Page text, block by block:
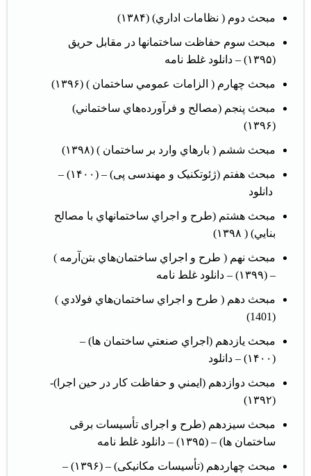
مبحث دوم ( نظامات اداري) (۱۳۸۴)
مبحث سوم حفاظت ساختمانها در مقابل حريق
(۱۳۹۵) –
دانلود غلط نامه
مبحث چهارم ( الزامات عمومي ساختمان ) (۱۳۹۶)
مبحث پنجم (مصالح و فرآورده‌هاي ساختماني)
(۱۳۹۶)
مبحث ششم ( بارهاي وارد بر ساختمان ) (۱۳۹۸)
مبحث هفتم (ژئوتکنیک و مهندسی پی) – (۱۴۰۰) –
دانلود
مبحث هشتم (طرح و اجراي ساختمانهاي با مصالح
بنايي) ( ۱۳۹۸)
مبحث نهم ( طرح و اجراي ساختمان‌هاي بتن‌آرمه )
– (۱۳۹۹) –
دانلود غلط نامه
مبحث دهم ( طرح و اجراي ساختمان‌هاي فولادي )
(1401)
مبحث يازدهم (اجراي صنعتي ساختمان ها) –
(۱۴۰۰) –
دانلود
مبحث دوازدهم (ايمني و حفاظت كار در حين اجرا)-
(۱۳۹۲)
مبحث سيزدهم (طرح و اجرای تأسیسات برقی
ساختمان ها) – (۱۳۹۵) –
دانلود غلط نامه
مبحث چهاردهم (تأسیسات مکانیکی) – (۱۳۹۶) –